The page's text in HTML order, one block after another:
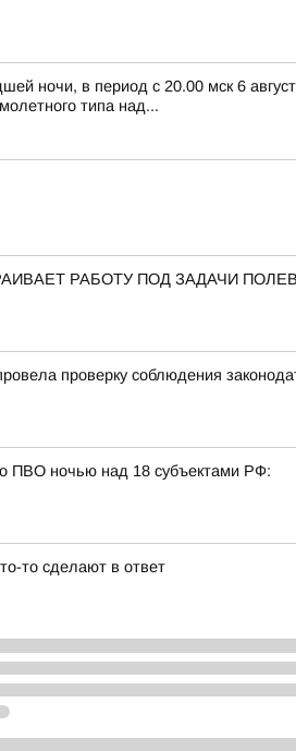
ночи, в период с 20.00 мск 6
типа над...
РАБОТУ ПОД ЗАДАЧИ
проверку соблюдения
ПВО ночью над 18 субъектами РФ:
то сделают в ответ